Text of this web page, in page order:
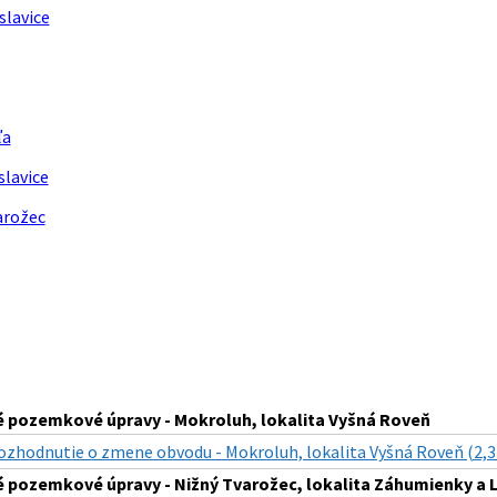
pozemkové úpravy - Mokroluh, lokalita Vyšná Roveň
o zmene obvodu - Mokroluh, lokalita Vyšná Roveň
pozemkové úpravy - Nižný Tvarožec, lokalita Záhumienky a